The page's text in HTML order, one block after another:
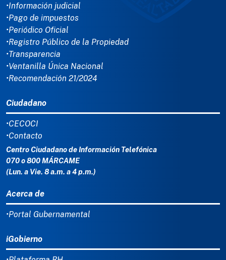
•Información judicial
•Pago de impuestos
•Periódico Oficial
•Registro Público de la Propiedad
•Transparencia
•Ventanilla Única Nacional
•Recomendación 21/2024
Ciudadano
•CECOCI
•Contacto
Centro Ciudadano de Información Telefónica
070 o 800 MÁRCAME
(Lun. a Vie. 8 a.m. a 4 p.m.)
Acerca de
•Portal Gubernamental
iGobierno